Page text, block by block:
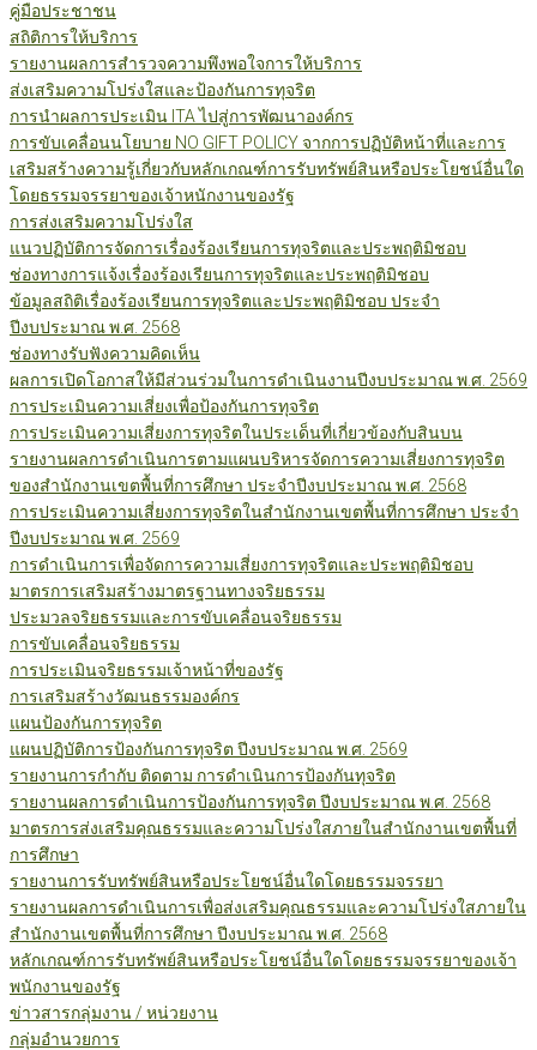
คู่มือประชาชน
สถิติการให้บริการ
รายงานผลการสำรวจความพึงพอใจการให้บริการ
ส่งเสริมความโปร่งใสและป้องกันการทุจริต
การนำผลการประเมิน ITA ไปสู่การพัฒนาองค์กร
การขับเคลื่อนนโยบาย NO GIFT POLICY จากการปฏิบัติหน้าที่และการ
เสริมสร้างความรู้เกี่ยวกับหลักเกณฑ์การรับทรัพย์สินหรือประโยชน์อื่นใด
โดยธรรมจรรยาของเจ้าหนักงานของรัฐ
การส่งเสริมความโปร่งใส
แนวปฏิบัติการจัดการเรื่องร้องเรียนการทุจริตและประพฤติมิชอบ
ช่องทางการแจ้งเรื่องร้องเรียนการทุจริตและประพฤติมิชอบ
ข้อมูลสถิติเรื่องร้องเรียนการทุจริตและประพฤติมิชอบ ประจำ
ปีงบประมาณ พ.ศ. 2568
ช่องทางรับฟังความคิดเห็น
ผลการเปิดโอกาสให้มีส่วนร่วมในการดำเนินงานปีงบประมาณ พ.ศ. 2569
การประเมินความเสี่ยงเพื่อป้องกันการทุจริต
การประเมินความเสี่ยงการทุจริตในประเด็นที่เกี่ยวข้องกับสินบน
รายงานผลการดำเนินการตามแผนบริหารจัดการความเสี่ยงการทุจริต
ของสำนักงานเขตพื้นที่การศึกษา ประจำปีงบประมาณ พ.ศ. 2568
การประเมินความเสี่ยงการทุจริตในสำนักงานเขตพื้นที่การศึกษา ประจำ
ปีงบประมาณ พ.ศ. 2569
การดำเนินการเพื่อจัดการความเสี่ยงการทุจริตและประพฤติมิชอบ
มาตรการเสริมสร้างมาตรฐานทางจริยธรรม
ประมวลจริยธรรมและการขับเคลื่อนจริยธรรม
การขับเคลื่อนจริยธรรม
การประเมินจริยธรรมเจ้าหน้าที่ของรัฐ
การเสริมสร้างวัฒนธรรมองค์กร
แผนป้องกันการทุจริต
แผนปฏิบัติการป้องกันการทุจริต ปีงบประมาณ พ.ศ. 2569
รายงานการกำกับ ติดตาม การดำเนินการป้องกันทุจริต
รายงานผลการดำเนินการป้องกันการทุจริต ปีงบประมาณ พ.ศ. 2568
มาตรการส่งเสริมคุณธรรมและความโปร่งใสภายในสำนักงานเขตพื้นที่
การศึกษา
รายงานการรับทรัพย์สินหรือประโยชน์อื่นใดโดยธรรมจรรยา
รายงานผลการดำเนินการเพื่อส่งเสริมคุณธรรมและความโปร่งใสภายใน
สำนักงานเขตพื้นที่การศึกษา ปีงบประมาณ พ.ศ. 2568
หลักเกณฑ์การรับทรัพย์สินหรือประโยชน์อื่นใดโดยธรรมจรรยาของเจ้า
พนักงานของรัฐ
ข่าวสารกลุ่มงาน / หน่วยงาน
กลุ่มอำนวยการ